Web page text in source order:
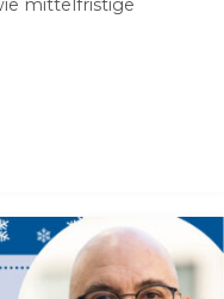
mittelfristige